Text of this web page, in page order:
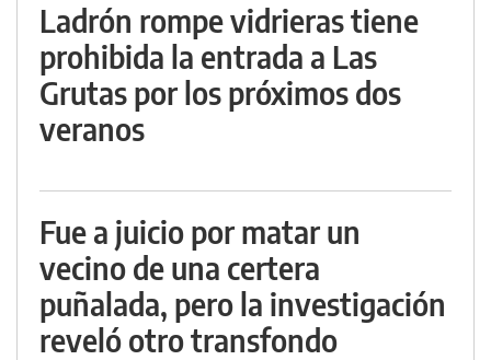
Ladrón rompe vidrieras tiene
prohibida la entrada a Las
Grutas por los próximos dos
veranos
Fue a juicio por matar un
vecino de una certera
puñalada, pero la investigación
reveló otro transfondo